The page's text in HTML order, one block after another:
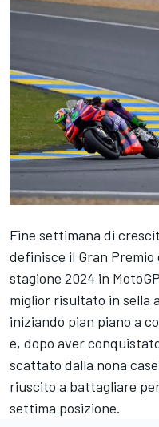
Fine settimana di
definisce il Gran
stagione 2024 in
miglior risultato in sella
iniziando pian piano a
e, dopo aver
scattato dalla nona
riuscito a battagliare
settima posizione.